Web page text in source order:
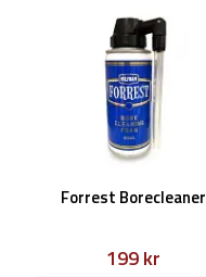
Forrest Borecleaner
199 kr